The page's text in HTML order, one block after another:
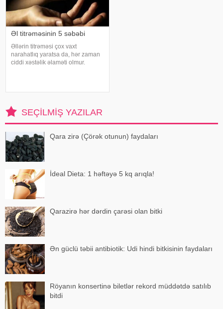
Əl titrəməsinin 5 səbəbi
Əllərin titrəməsi çox vaxt
narahatlıq yaratsa da, hər zaman
ciddi xəstəlik əlaməti olmur.
qalxa bilər. Fransız mətbuatın
SEÇILMIŞ YAZILAR
Qara zirə (Çörək otunun) faydaları
İdeal Dieta: 1 həftəyə 5 kq arıqla!
Qarazirə hər dərdin çarəsi olan bitki
Ən güclü təbii antibiotik: Udi hindi bitkisinin faydaları
Röyanın konsertinə biletlər rekord müddətdə satılıb
bitdi